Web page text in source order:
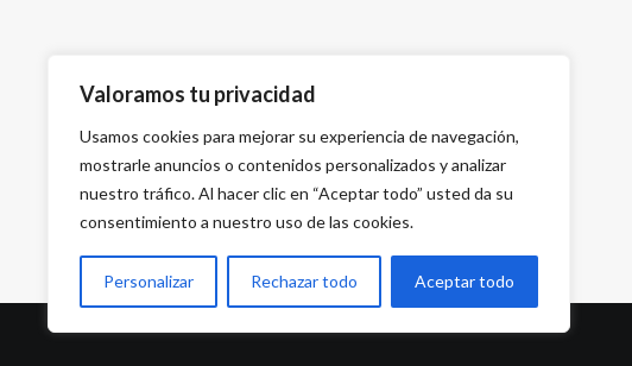
Valoramos tu privacidad
Usamos cookies para mejorar su experiencia de navegación,
mostrarle anuncios o contenidos personalizados y analizar
nuestro tráfico. Al hacer clic en “Aceptar todo” usted da su
consentimiento a nuestro uso de las cookies.
Personalizar Rechazar todo Aceptar todo